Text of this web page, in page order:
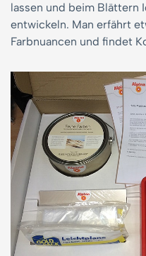
lassen und beim Blättern
entwickeln. Man erfährt
Farbnuancen und findet